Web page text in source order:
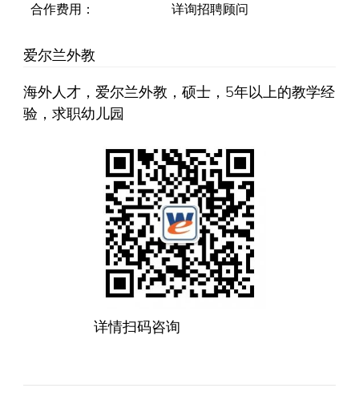
合作费用：
详询招聘顾问
爱尔兰外教
海外人才，爱尔兰外教，硕士，5年以上的教学经
验，求职幼儿园
详情扫码咨询